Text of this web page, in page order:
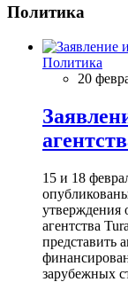
Политика
Политика
20
15 и 18
утверждения
агентства
представить
зарубежных